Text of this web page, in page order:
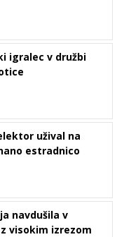
igralec v družbi
užival na
estradnico
navdušila v
visokim izrezom